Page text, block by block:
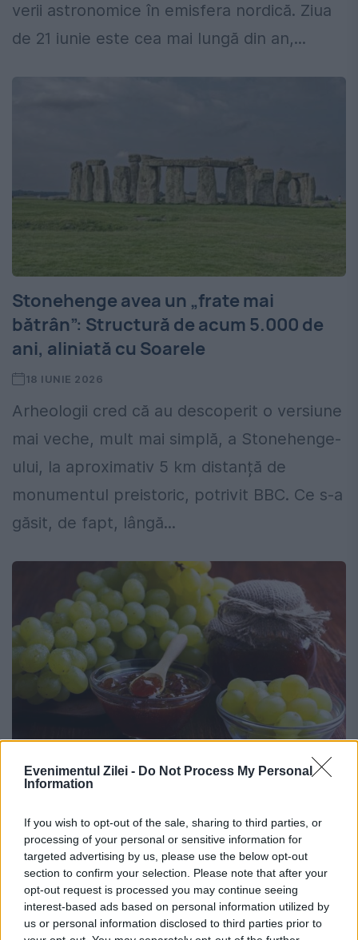
Evenimentul Zilei - Do Not Process My Personal
Information
If you wish to opt-out of the sale, sharing to third parties, or
processing of your personal or sensitive information for
targeted advertising by us, please use the below opt-out
section to confirm your selection. Please note that after your
opt-out request is processed you may continue seeing
interest-based ads based on personal information utilized by
us or personal information disclosed to third parties prior to
verii astronomice în emisfera nordică. Ziua
de 21 iunie este cea mai lungă din an,...
Stonehenge avea un „frate mai
bătrân”: Structură de acum 5.000 de
ani, aliniată cu Soarele
18 IUNIE 2026
Arheologii cred că au descoperit o versiune
mai veche, mult mai simplă, a Stonehenge-
ului, la aproximativ 5 km distanță de
monumentul preistoric, potrivit BBC. Ce s-a
găsit, de fapt, lângă...
Strugurii pot fi un mare aliat al
Studiu
31 MAI 2026
Un studiu recent sugerează că fructele
populare precum strugurii ar putea ajuta la